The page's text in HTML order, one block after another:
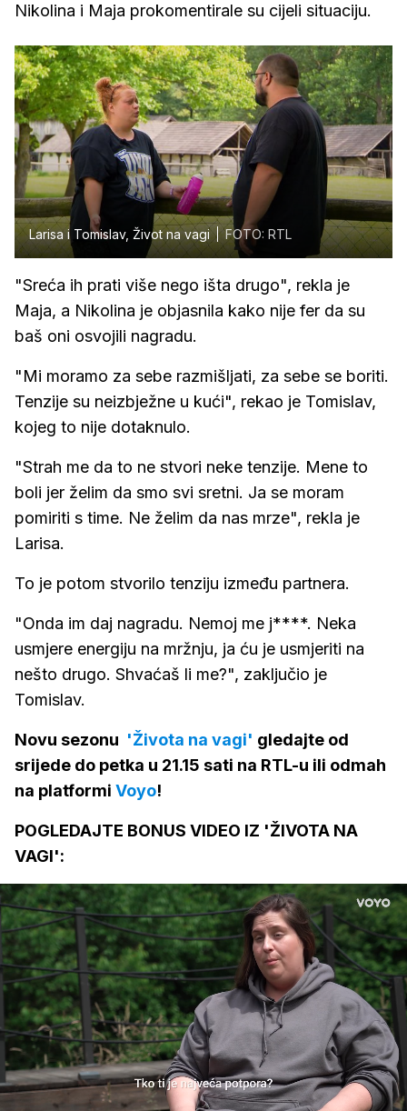
Nikolina i Maja prokomentirale su cijeli situaciju.
Larisa i Tomislav, Život na vagi FOTO: RTL
"Sreća ih prati više nego išta drugo", rekla je
Maja, a Nikolina je objasnila kako nije fer da su
baš oni osvojili nagradu.
"Mi moramo za sebe razmišljati, za sebe se boriti.
Tenzije su neizbježne u kući", rekao je Tomislav,
kojeg to nije dotaknulo.
"Strah me da to ne stvori neke tenzije. Mene to
boli jer želim da smo svi sretni. Ja se moram
pomiriti s time. Ne želim da nas mrze", rekla je
Larisa.
To je potom stvorilo tenziju između partnera.
"Onda im daj nagradu. Nemoj me j****. Neka
usmjere energiju na mržnju, ja ću je usmjeriti na
nešto drugo. Shvaćaš li me?", zaključio je
Tomislav.
Novu sezonu 'Života na vagi' gledajte od
srijede do petka u 21.15 sati na RTL-u ili odmah
na platformi Voyo!
POGLEDAJTE BONUS VIDEO IZ 'ŽIVOTA NA
VAGI':
Upali
/
Loaded:
93.52%